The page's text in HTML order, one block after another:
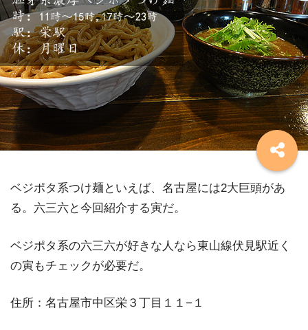
ベジポタ系つけ麺といえば、名古屋には2大巨頭があ
る。六三六と今回紹介する寅だ。
ベジポタ系の六三六が好きな人なら東山線伏見駅近く
の寅もチェックが必要だ。
住所：名古屋市中区栄３丁目１１−１